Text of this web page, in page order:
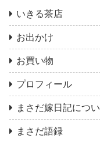
いきる茶店
お出かけ
お買い物
プロフィール
まさだ嫁日記につ
まさだ語録